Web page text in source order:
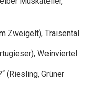
Zweigelt), Traisental
Weinviertel
(Riesling, Grüner